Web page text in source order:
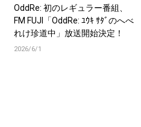
OddRe: 初のレギュラー番組、
FM FUJI「OddRe: ﾕｳｷ ｻﾀﾞのへべ
れけ珍道中」放送開始決定！
2026/6/1